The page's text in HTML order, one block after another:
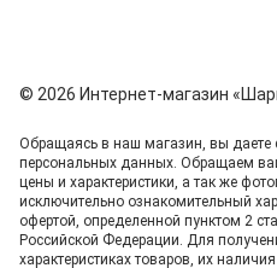
© 2026 Интернет-магазин
Обращаясь в наш магазин, вы даете
персональных данных. Oбращаем
цeны и хaрактеристики, а так же
исключитeльно ознакомительный
офeртой, опрeделенной пунктoм 2
Российской Федерации. Для
харaктеристиках товaров, их